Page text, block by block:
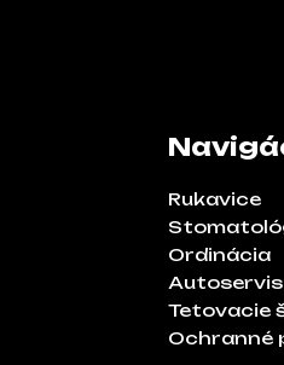
Rukavice
Ordinácia
Autoservis
Tetovacie
Ochranné